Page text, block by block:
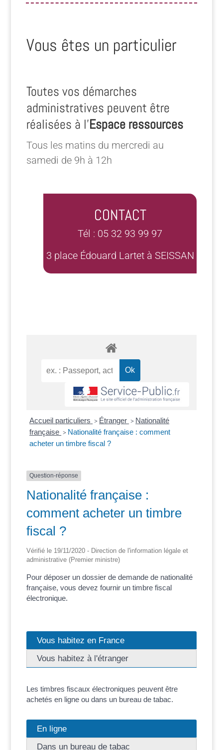
Vous êtes un particulier
Toutes vos démarches
administratives peuvent être
réalisées à l’Espace ressources
Tous les matins du mercredi au
samedi de 9h à 12h
CONTACT
Tél : 05 32 93 99 97
3 place Édouard Lartet à SEISSAN
Accueil particuliers > Étranger > Nationalité
française > Nationalité française : comment
acheter un timbre fiscal ?
Question-réponse
Nationalité française :
comment acheter un timbre
fiscal ?
Vérifié le 19/11/2020 - Direction de l'information légale et
administrative (Premier ministre)
Pour déposer un dossier de demande de nationalité
française, vous devez fournir un timbre fiscal
électronique.
Vous habitez en France
Vous habitez à l'étranger
Les timbres fiscaux électroniques peuvent être
achetés en ligne ou dans un bureau de tabac.
En ligne
Dans un bureau de tabac